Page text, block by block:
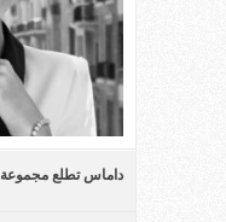
داماس تطلع مجموعة OneSixEight الماسية